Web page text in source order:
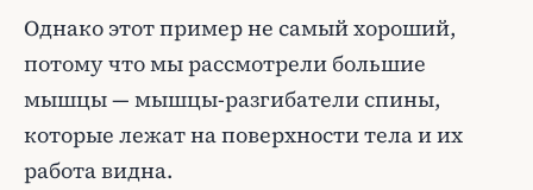
Однако этот пример не самый хороший,
потому что мы рассмотрели большие
мышцы — мышцы-разгибатели спины,
которые лежат на поверхности тела и их
работа видна.